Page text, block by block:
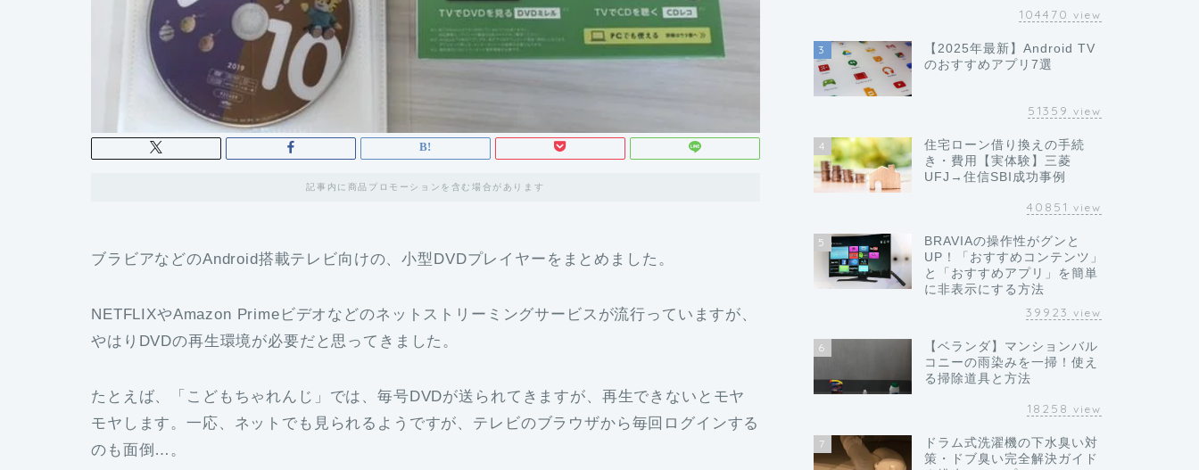
記事内に商品プロモーションを含む場合があります
ブラビアなどのAndroid搭載テレビ向けの、小型DVDプレイヤーをまとめました。
NETFLIXやAmazon Primeビデオなどのネットストリーミングサービスが流行っていますが、
やはりDVDの再生環境が必要だと思ってきました。
たとえば、「こどもちゃれんじ」では、毎号DVDが送られてきますが、再生できないとモヤ
モヤします。一応、ネットでも見られるようですが、テレビのブラウザから毎回ログインする
のも面倒…。
104470 view
3
【2025年最新】Android TV
のおすすめアプリ7選
51359 view
4
住宅ローン借り換えの手続
き・費用【実体験】三菱
UFJ→住信SBI成功事例
40851 view
5
BRAVIAの操作性がグンと
UP！「おすすめコンテンツ」
と「おすすめアプリ」を簡単
に非表示にする方法
39923 view
6
【ベランダ】マンションバル
コニーの雨染みを一掃！使え
る掃除道具と方法
18258 view
7
ドラム式洗濯機の下水臭い対
策・ドブ臭い完全解決ガイド